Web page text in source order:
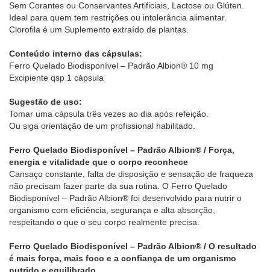
Sem Corantes ou Conservantes Artificiais, Lactose ou Glúten.
Ideal para quem tem restrições ou intolerância alimentar.
Clorofila é um Suplemento extraído de plantas.
Conteúdo interno das cápsulas:
Ferro Quelado Biodisponível – Padrão Albion® 10 mg
Excipiente qsp 1 cápsula
Sugestão de uso:
Tomar uma cápsula três vezes ao dia após refeição.
Ou siga orientação de um profissional habilitado.
Ferro Quelado Biodisponível – Padrão Albion® / Força,
energia e vitalidade que o corpo reconhece
Cansaço constante, falta de disposição e sensação de fraqueza
não precisam fazer parte da sua rotina. O Ferro Quelado
Biodisponível – Padrão Albion® foi desenvolvido para nutrir o
organismo com eficiência, segurança e alta absorção,
respeitando o que o seu corpo realmente precisa.
Ferro Quelado Biodisponível – Padrão Albion® / O resultado
é mais força, mais foco e a confiança de um organismo